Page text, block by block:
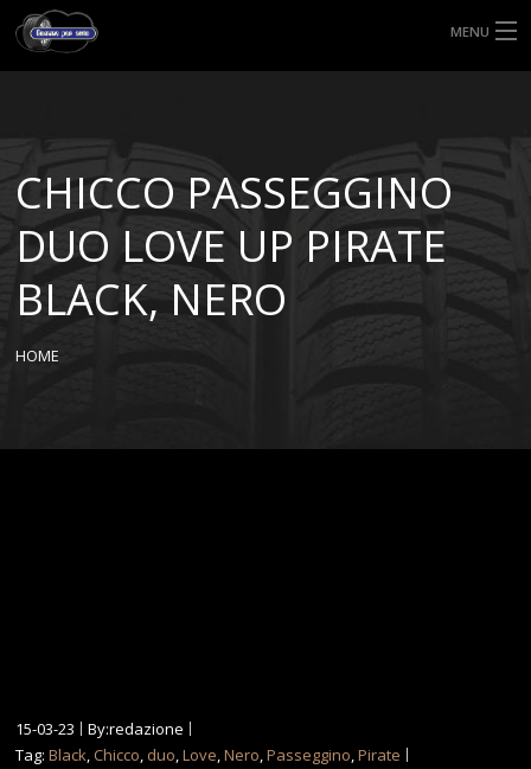
MENU
MISURE GOMME
BLOG
SHOP
CHICCO PASSEGGINO
DUO LOVE UP PIRATE
BLACK, NERO
HOME
15-03-23
By:redazione
Tag:Black, Chicco, duo,Love,Nero,Passeggino,Pirate